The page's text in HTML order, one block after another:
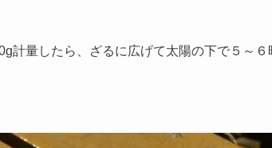
計量したら、ざるに広げて太陽の下で５～